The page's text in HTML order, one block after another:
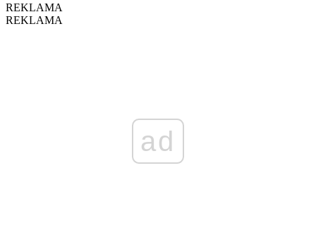
REKLAMA
REKLAMA
ad